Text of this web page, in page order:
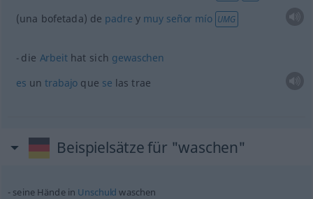
(una bofetada) de padre y muy señor mío UMG
die Arbeithat sich gewaschen
es untrabajo que se las trae
Beispielsätze für "waschen"
seine Hände in Unschuld waschen